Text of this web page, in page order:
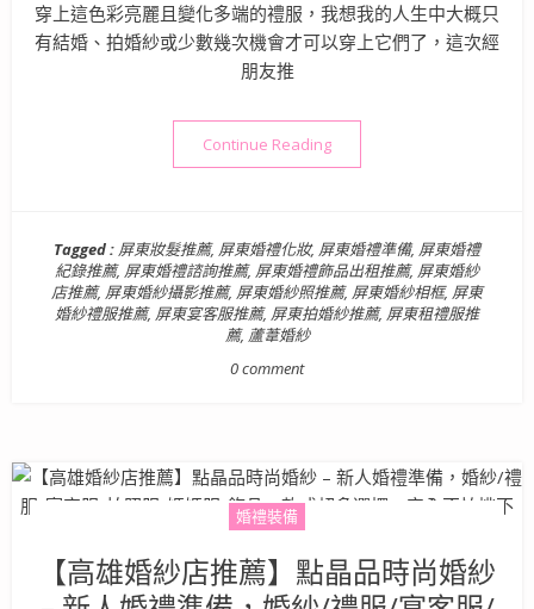
穿上這色彩亮麗且變化多端的禮服，我想我的人生中大概只
有結婚、拍婚紗或少數幾次機會才可以穿上它們了，這次經
朋友推
Continue Reading“【屏東婚紗店推薦】LUWEI
Tagged : 屏東妝髮推薦, 屏東婚禮化妝, 屏東婚禮準備, 屏東婚禮
紀錄推薦, 屏東婚禮諮詢推薦, 屏東婚禮飾品出租推薦, 屏東婚紗
店推薦, 屏東婚紗攝影推薦, 屏東婚紗照推薦, 屏東婚紗相框, 屏東
婚紗禮服推薦, 屏東宴客服推薦, 屏東拍婚紗推薦, 屏東租禮服推
薦, 蘆葦婚紗
0 comment
婚禮裝備
【高雄婚紗店推薦】點晶品時尚婚紗